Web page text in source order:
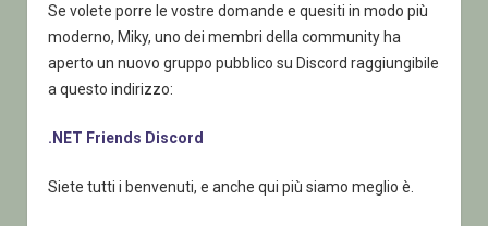
Se volete porre le vostre domande e quesiti in modo più
moderno, Miky, uno dei membri della community ha
aperto un nuovo gruppo pubblico su Discord raggiungibile
a questo indirizzo:
.NET Friends Discord
Siete tutti i benvenuti, e anche qui più siamo meglio è.